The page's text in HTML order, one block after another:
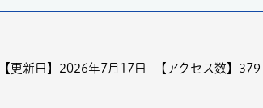
【更新日】 2026年7月17日 【アクセス数】 379